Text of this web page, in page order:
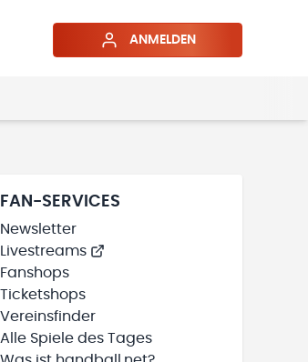
ANMELDEN
FAN-SERVICES
Newsletter
Livestreams
Fanshops
Ticketshops
Vereinsfinder
Alle Spiele des Tages